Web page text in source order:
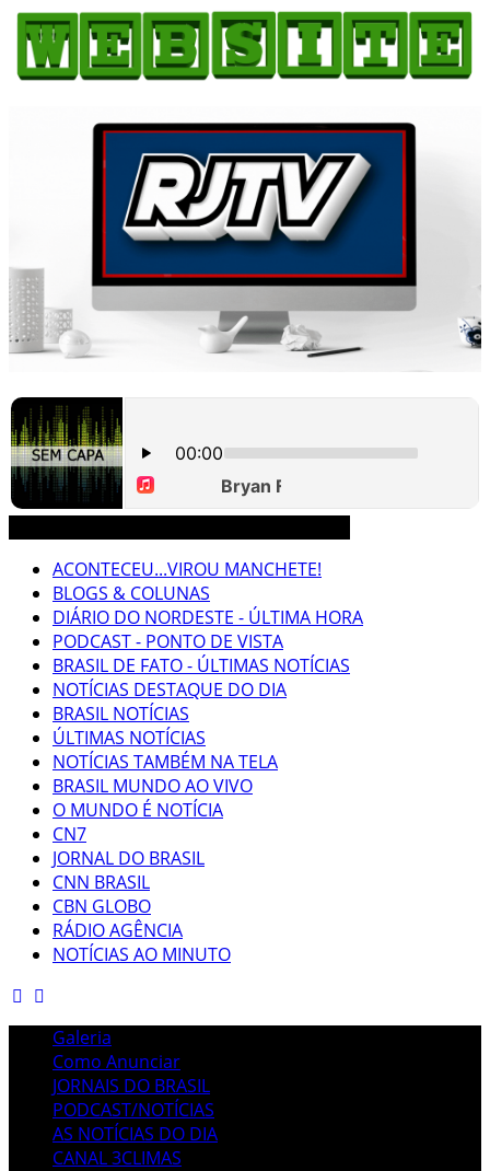
ACONTECEU...VIROU MANCHETE!
BLOGS & COLUNAS
DIÁRIO DO NORDESTE - ÚLTIMA HORA
PODCAST - PONTO DE VISTA
BRASIL DE FATO - ÚLTIMAS NOTÍCIAS
NOTÍCIAS DESTAQUE DO DIA
BRASIL NOTÍCIAS
ÚLTIMAS NOTÍCIAS
NOTÍCIAS TAMBÉM NA TELA
BRASIL MUNDO AO VIVO
O MUNDO É NOTÍCIA
CN7
JORNAL DO BRASIL
CNN BRASIL
CBN GLOBO
RÁDIO AGÊNCIA
NOTÍCIAS AO MINUTO
Galeria
Como Anunciar
JORNAIS DO BRASIL
PODCAST/NOTÍCIAS
AS NOTÍCIAS DO DIA
CANAL 3CLIMAS